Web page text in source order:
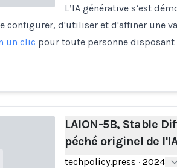
L’IA générative s’est
configurer, d'utiliser et d'affiner une
un clic pour toute personne
LAION-5B, Stable
péché originel de
techpolicy.press · 2024